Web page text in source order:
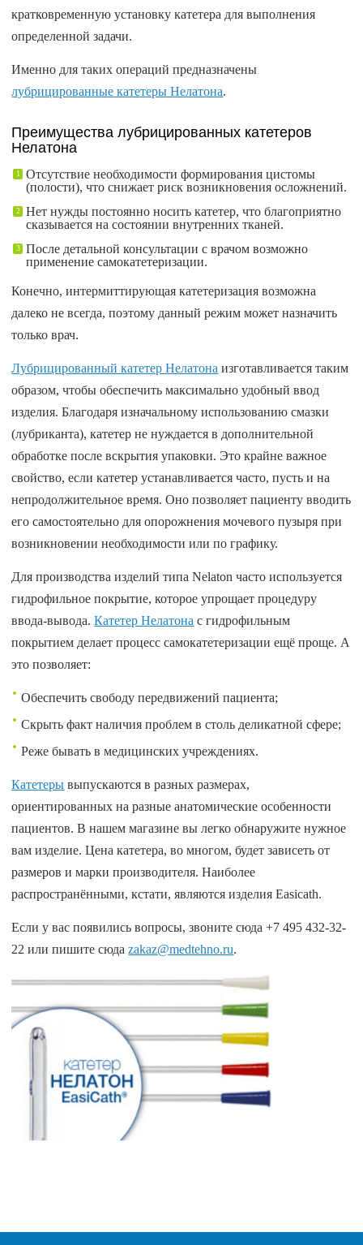
кратковременную установку катетера для выполнения
определенной задачи.
Именно для таких операций предназначены
лубрицированные катетеры Нелатона.
Преимущества лубрицированных катетеров
Нелатона
Отсутствие необходимости формирования цистомы
(полости), что снижает риск возникновения осложнений.
Нет нужды постоянно носить катетер, что благоприятно
сказывается на состоянии внутренних тканей.
После детальной консультации с врачом возможно
применение самокатетеризации.
Конечно, интермиттирующая катетеризация возможна
далеко не всегда, поэтому данный режим может назначить
только врач.
Лубрицированный катетер Нелатона изготавливается таким
образом, чтобы обеспечить максимально удобный ввод
изделия. Благодаря изначальному использованию смазки
(лубриканта), катетер не нуждается в дополнительной
обработке после вскрытия упаковки. Это крайне важное
свойство, если катетер устанавливается часто, пусть и на
непродолжительное время. Оно позволяет пациенту вводить
его самостоятельно для опорожнения мочевого пузыря при
возникновении необходимости или по графику.
Для производства изделий типа Nelaton часто используется
гидрофильное покрытие, которое упрощает процедуру
ввода-вывода.Катетер Нелатона с гидрофильным
покрытием делает процесс самокатетеризации ещё проще. А
это позволяет:
Обеспечить свободу передвижений пациента;
Скрыть факт наличия проблем в столь деликатной сфере;
Реже бывать в медицинских учреждениях.
Катетеры выпускаются в разных размерах,
ориентированных на разные анатомические особенности
пациентов. В нашем магазине вы легко обнаружите нужное
вам изделие. Цена катетера, во многом, будет зависеть от
размеров и марки производителя. Наиболее
распространёнными, кстати, являются изделия Easicath.
Если у вас появились вопросы, звоните сюда +7 495 432-32-
22 или пишите сюдаzakaz@medtehno.ru.